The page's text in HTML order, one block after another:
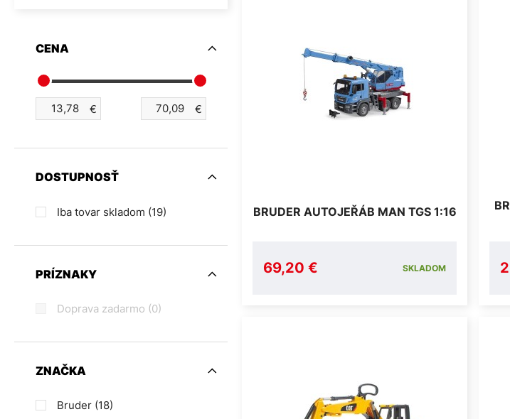
BRUDER AUTOJEŘÁB MAN TGS 1:16
69,20 € SKLADOM
CENA
€ €
DOSTUPNOSŤ
Iba tovar skladom (19)
PRÍZNAKY
Doprava zadarmo (0)
ZNAČKA
Bruder (18)